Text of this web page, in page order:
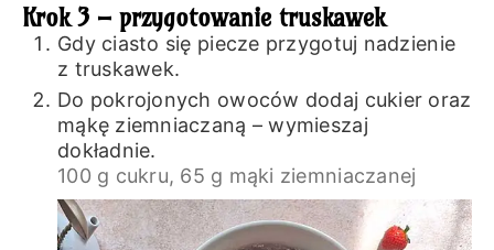
Krok 3 – przygotowanie truskawek
Gdy ciasto się piecze przygotuj nadzienie
z truskawek.
Do pokrojonych owoców dodaj cukier oraz
mąkę ziemniaczaną – wymieszaj
dokładnie.
100 g cukru, 65 g mąki ziemniaczanej